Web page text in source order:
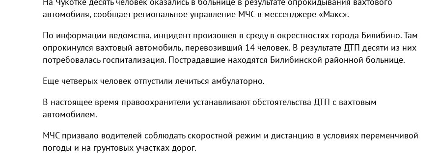
автомобиля, сообщает региональное управление МЧС в мессенджере «Макс».
По информации ведомства, инцидент произошел в среду в окрестностях города Билибино. Там
опрокинулся вахтовый автомобиль, перевозивший 14 человек. В результате ДТП десяти из них
потребовалась госпитализация. Пострадавшие находятся Билибинской районной больнице.
Еще четверых человек отпустили лечиться амбулаторно.
В настоящее время правоохранители устанавливают обстоятельства ДТП с вахтовым
автомобилем.
МЧС призвало водителей соблюдать скоростной режим и дистанцию в условиях переменчивой
погоды и на грунтовых участках дорог.